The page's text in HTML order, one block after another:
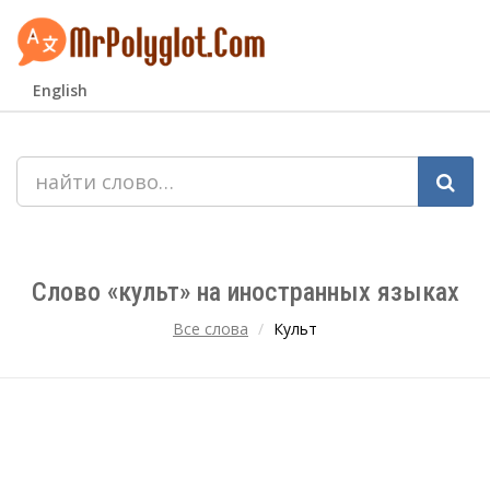
English
Слово «культ» на иностранных языках
Все слова Культ